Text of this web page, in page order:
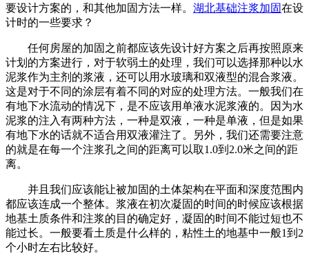
要设计方案的，和其他加固方法一样。 湖北基础注浆加固在设
计时的一些要求？
任何房屋的加固之前都应该先设计好方案之后再按照原来
计划的方案进行，对于软弱土的处理，我们可以选择那种以水
泥浆作为主剂的浆液，还可以用水玻璃和双液型的混合浆液。
这是对于不同的涂层有着不同的对应的处理方法。一般我们在
有地下水流动的情况下，是不应该用单液水泥浆液的。因为水
泥浆的注入有两种方法，一种是双液，一种是单液，但是如果
有地下水的话就不适合用双液灌注了。另外，我们还需要注意
的就是在每一个注浆孔之间的距离可以取1.0到2.0米之间的距
离。
并且我们应该能让被加固的土体架构在平面和深度范围内
都应该连成一个整体。浆液在初次凝固的时间的时候应该根据
地基土质条件和注浆的目的确定好，凝固的时间不能过短也不
能过长。一般要看土质是什么样的，粘性土的地基中一般1到2
个小时左右比较好。